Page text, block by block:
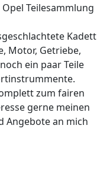
Teilesammlung
Kadett
Motor, Getriebe,
ein paar Teile
zum fairen
gerne meinen
Angebote an mich